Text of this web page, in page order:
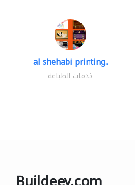
al shehabi printing..
خدمات الطباعة